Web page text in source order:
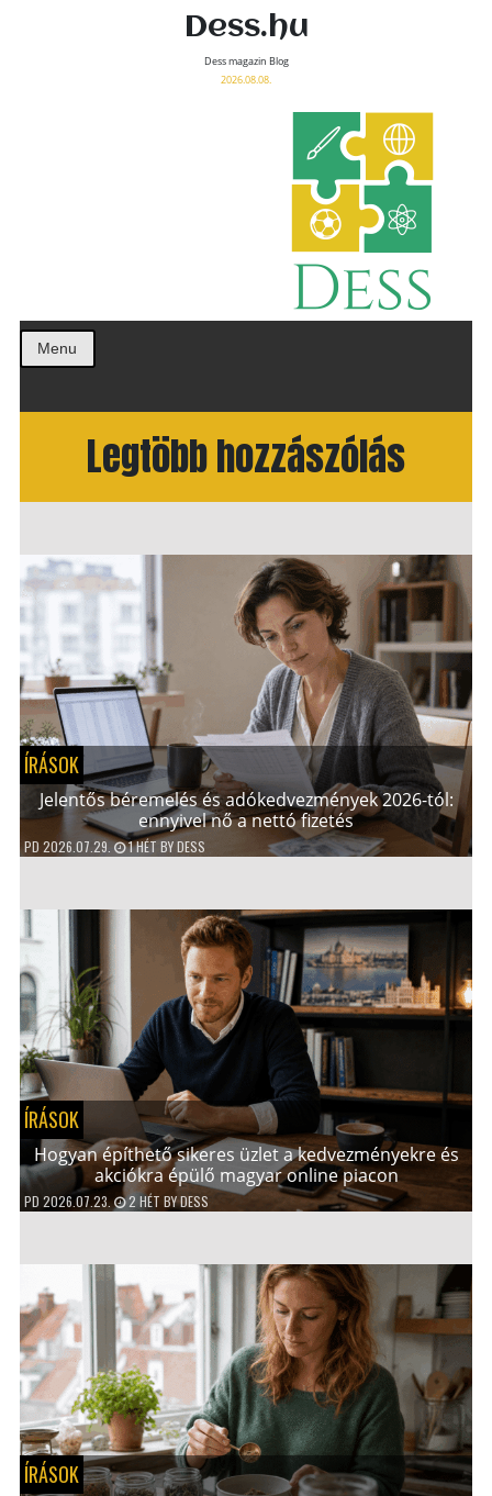
Dess.hu
Dess magazin Blog
2026.08.08.
Menu
Legtöbb hozzászólás
ÍRÁSOK
Jelentős béremelés és adókedvezmények 2026-tól:
ennyivel nő a nettó fizetés
PD2026.07.29. 1 HÉTBYDESS
ÍRÁSOK
Hogyan építhető sikeres üzlet a kedvezményekre és
akciókra épülő magyar online piacon
PD 2026.07.23. 2 HÉT BYDESS
ÍRÁSOK